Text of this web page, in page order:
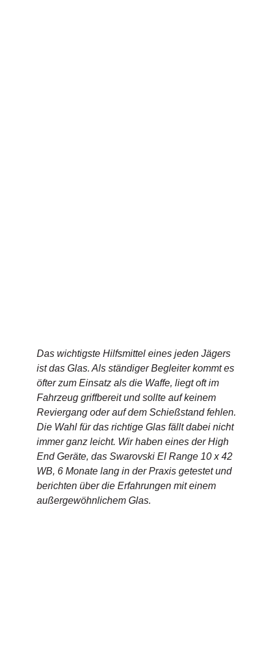
Das wichtigste Hilfsmittel eines jeden Jägers
ist das Glas. Als ständiger Begleiter kommt es
öfter zum Einsatz als die Waffe, liegt oft im
Fahrzeug griffbereit und sollte auf keinem
Reviergang oder auf dem Schießstand fehlen.
Die Wahl für das richtige Glas fällt dabei nicht
immer ganz leicht. Wir haben eines der High
End Geräte, das Swarovski El Range 10 x 42
WB, 6 Monate lang in der Praxis getestet und
berichten über die Erfahrungen mit einem
außergewöhnlichem Glas.